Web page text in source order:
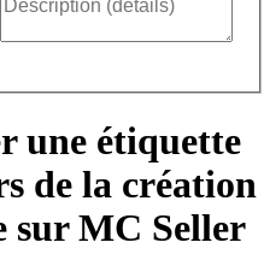
une étiquette
de la création
sur MC Seller